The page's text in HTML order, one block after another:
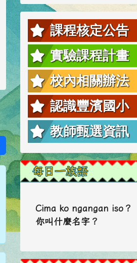
課程核定公告
實驗課程計畫
校內相關辦法
認識豐濱國小
教師甄選資訊
每日一族語
Cima ko ngangan iso？
你叫什麼名字？